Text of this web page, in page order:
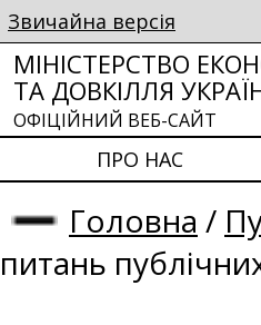
Звичайна версія
МІНІСТЕРСТВО
ТА ДОВКІЛЛЯ
ОФІЦІЙНИЙ ВЕБ-САЙТ
ПРО НАС
Головна /
питань